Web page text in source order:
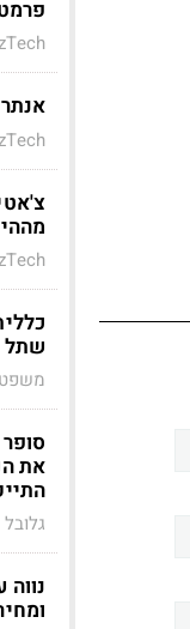
שתל -
משפט
את
גלובל